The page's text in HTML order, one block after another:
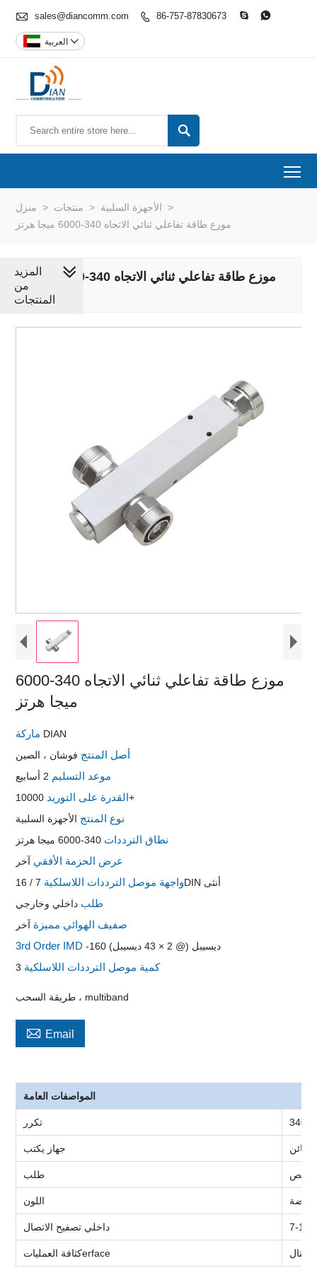
 sales@diancomm.com  86-757-87830673  
العربية 

منزل > منتجات > الأجهزة السلبية
>
موزع طاقة تفاعلي ثنائي الاتجاه 340-6000 ميجا هرتز
موزع طاقة تفاعلي ثنائي الاتجاه 340-6000 ميجا
هرتز
موزع طاقة تفاعلي ثنائي الاتجاه 340-6000
ميجا هرتز
DIAN
أصل المنتج فوشان ، الصين
موعد التسليم 2 أسابيع
القدرة على التوريد10000+
نوع المنتج الأجهزة السلبية
نطاق الترددات 340-6000 ميجا هرتز
عرض الحزمة الأفقي آخر
واجهة موصل الترددات اللاسلكية 7 / 16DIN أنثى
طلب داخلي وخارجي
صفيف الهوائي مميزة آخر
3rd Order IMD -160 ديسيبل (@ 2 × 43 ديسيبل)
كمية موصل الترددات اللاسلكية 3
طريقة السحب ، multiband
 Email
المواصفات العامة
تكرر 3
جهاز يكتب الخائن
طلب ص
اللون فضة
داخلي تصفيح الاتصال
كثافة العملياتerface
المزيد
من
المنتجات